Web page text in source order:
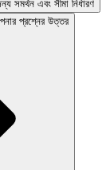
সমর্থন এবং সীমা নির্ধারণ
প্রশ্নের উত্তর